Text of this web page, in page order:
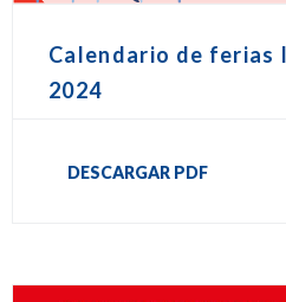
Calendario de ferias
2024
DESCARGAR PDF